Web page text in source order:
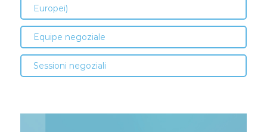
Europei)
Equipe negoziale
Sessioni negoziali